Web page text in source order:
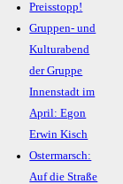
Preisstopp!
Gruppen- und
Kulturabend
der Gruppe
Innenstadt im
April: Egon
Erwin Kisch
Ostermarsch:
Auf die Straße